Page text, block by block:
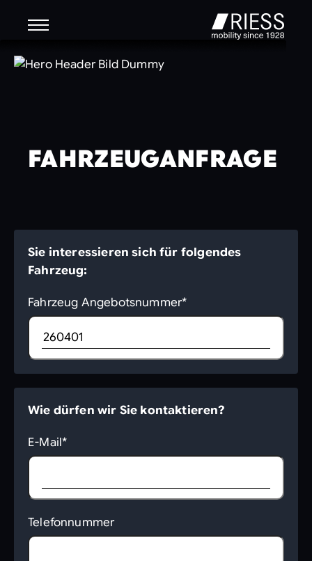
FAHRZEUGANFRAGE
Sie interessieren sich für folgendes
Fahrzeug:
Fahrzeug Angebotsnummer*
Wie dürfen wir Sie kontaktieren?
E-Mail*
Telefonnummer